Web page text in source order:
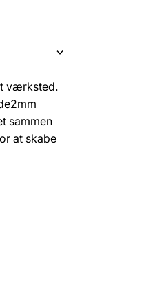
værksted.
sammen
at skabe